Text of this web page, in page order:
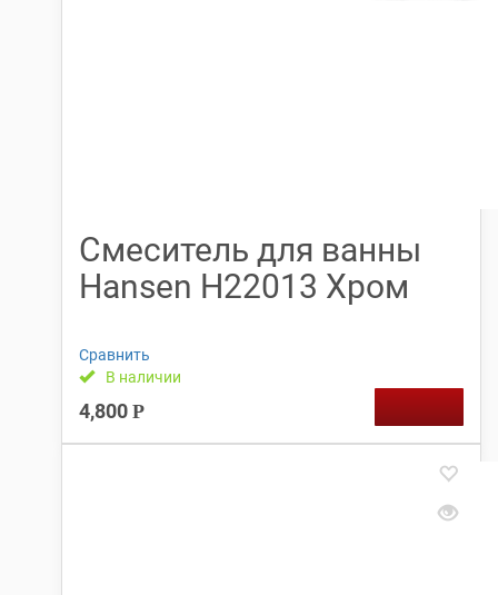
Смеситель для ванны
Hansen H22013 Хром
Сравнить
В наличии
4,800 Р